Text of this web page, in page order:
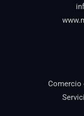
Comercio